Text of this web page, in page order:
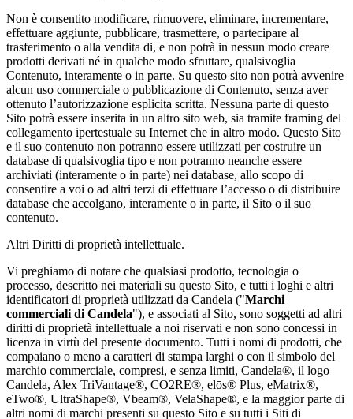
Non è consentito modificare, rimuovere, eliminare, incrementare,
effettuare aggiunte, pubblicare, trasmettere, o partecipare al
trasferimento o alla vendita di, e non potrà in nessun modo creare
prodotti derivati né in qualche modo sfruttare, qualsivoglia
Contenuto, interamente o in parte. Su questo sito non potrà avvenire
alcun uso commerciale o pubblicazione di Contenuto, senza aver
ottenuto l’autorizzazione esplicita scritta. Nessuna parte di questo
Sito potrà essere inserita in un altro sito web, sia tramite framing del
collegamento ipertestuale su Internet che in altro modo. Questo Sito
e il suo contenuto non potranno essere utilizzati per costruire un
database di qualsivoglia tipo e non potranno neanche essere
archiviati (interamente o in parte) nei database, allo scopo di
consentire a voi o ad altri terzi di effettuare l’accesso o di distribuire
database che accolgano, interamente o in parte, il Sito o il suo
contenuto.
Altri Diritti di proprietà intellettuale.
Vi preghiamo di notare che qualsiasi prodotto, tecnologia o
processo, descritto nei materiali su questo Sito, e tutti i loghi e altri
identificatori di proprietà utilizzati da Candela ("Marchi
commerciali di Candela"), e associati al Sito, sono soggetti ad altri
diritti di proprietà intellettuale a noi riservati e non sono concessi in
licenza in virtù del presente documento. Tutti i nomi di prodotti, che
compaiano o meno a caratteri di stampa larghi o con il simbolo del
marchio commerciale, compresi, e senza limiti, Candela®, il logo
Candela, Alex TriVantage®, CO2RE®, elōs® Plus, eMatrix®,
eTwo®, UltraShape®, Vbeam®, VelaShape®, e la maggior parte di
altri nomi di marchi presenti su questo Sito e su tutti i Siti di